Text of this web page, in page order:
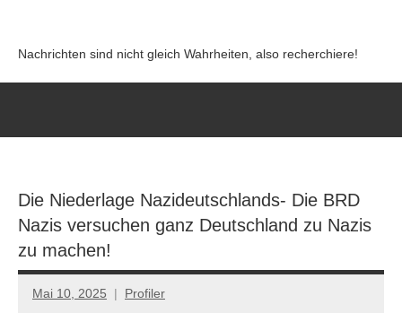
springen
Nachrichten sind nicht gleich Wahrheiten, also recherchiere!
Die Niederlage Nazideutschlands- Die BRD
Nazis versuchen ganz Deutschland zu Nazis
zu machen!
Mai 10, 2025 Profiler
Keine